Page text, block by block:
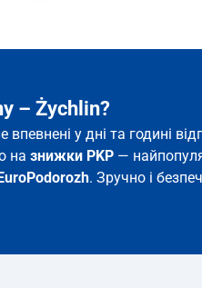
– Żychlin?
у дні та годині
на знижки PKP —
. Зручно і